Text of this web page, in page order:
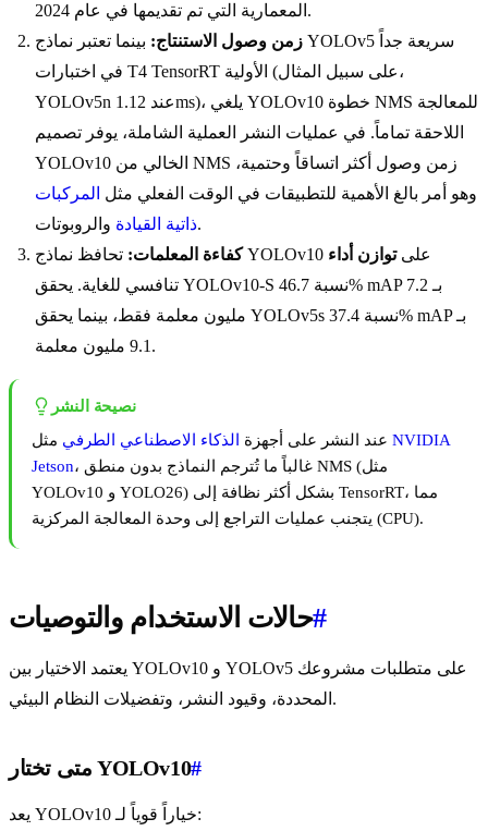
المعمارية التي تم تقديمها في عام 2024.
زمن وصول الاستنتاج: بينما تعتبر نماذج YOLOv5 سريعة جداً
في اختبارات T4 TensorRT الأولية (على سبيل المثال،
YOLOv5n عند 1.12ms)، يلغي YOLOv10 خطوة NMS للمعالجة
اللاحقة تماماً. في عمليات النشر العملية الشاملة، يوفر تصميم
YOLOv10 الخالي من NMS زمن وصول أكثر اتساقاً وحتمية،
وهو أمر بالغ الأهمية للتطبيقات في الوقت الفعلي مثل المركبات
ذاتية القيادةوالروبوتات.
كفاءة المعلمات:
تحافظ نماذج YOLOv10 علىتوازن أداء
تنافسي للغاية. يحقق YOLOv10-S نسبة 46.7% mAP بـ 7.2
مليون معلمة فقط، بينما يحقق YOLOv5s نسبة 37.4% mAP بـ
9.1 مليون معلمة.
نصيحة النشر
عند النشر على أجهزة
الذكاء الاصطناعي الطرفي
NVIDIA
Jetson، غالباً ما تُترجم النماذج بدون منطق NMS (مثل
YOLOv10 و YOLO26) بشكل أكثر نظافة إلى TensorRT، مما
يتجنب عمليات التراجع إلى وحدة المعالجة المركزية (CPU).
حالات الاستخدام والتوصيات#
يعتمد الاختيار بين YOLOv10 و YOLOv5 على متطلبات مشروعك
المحددة، وقيود النشر، وتفضيلات النظام البيئي.
متى تختار YOLOv10#
يعد YOLOv10 خياراً قوياً لـ: